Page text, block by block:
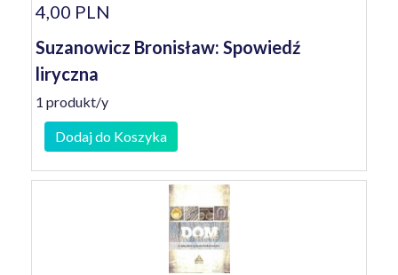
4,00 PLN
Suzanowicz Bronisław: Spowiedź
liryczna
1 produkt/y
Dodaj do Koszyka